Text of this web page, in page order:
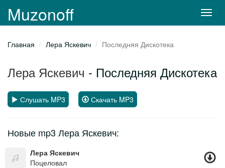
Muzonoff
Главная Лера Яскевич Последняя Дискотека
Лера Яскевич - Последняя Дискотека
Слушать MP3 Скачать MP3
Новые mp3 Лера Яскевич:
Лера Яскевич
Поцеловал